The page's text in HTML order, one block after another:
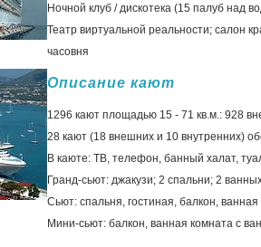
Ночной клуб / дискотека (15 палуб над
Театр виртуальной реальности; салон
часовня
Описание кают
1296 кают площадью 15 - 71 кв.м.: 928
28 кают (18 внешних и 10 внутренних)
В каюте: ТВ, телефон, банный халат,
Гранд-сьют: джакузи; 2 спальни; 2
Сьют: спальня, гостиная, балкон,
Мини-сьют: балкон, ванная комната с